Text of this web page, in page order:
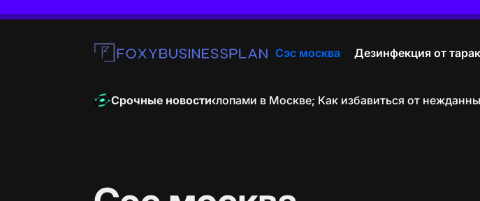
Сэс москва Дезинфекция от
Срочные новости
Яркие решения для борьбы с клопами в Москве; Как избавиться от нежданных